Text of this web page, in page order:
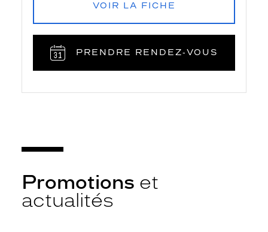
VOIR LA FICHE
PRENDRE RENDEZ‑VOUS
Promotions et
actualités